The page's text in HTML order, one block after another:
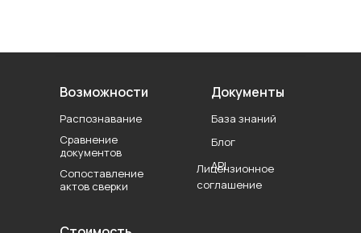
Возможности
Распознавание
Сравнение
документов
Сопоставление
актов сверки
Документы
База знаний
Блог
API
Лицензионное
соглашение